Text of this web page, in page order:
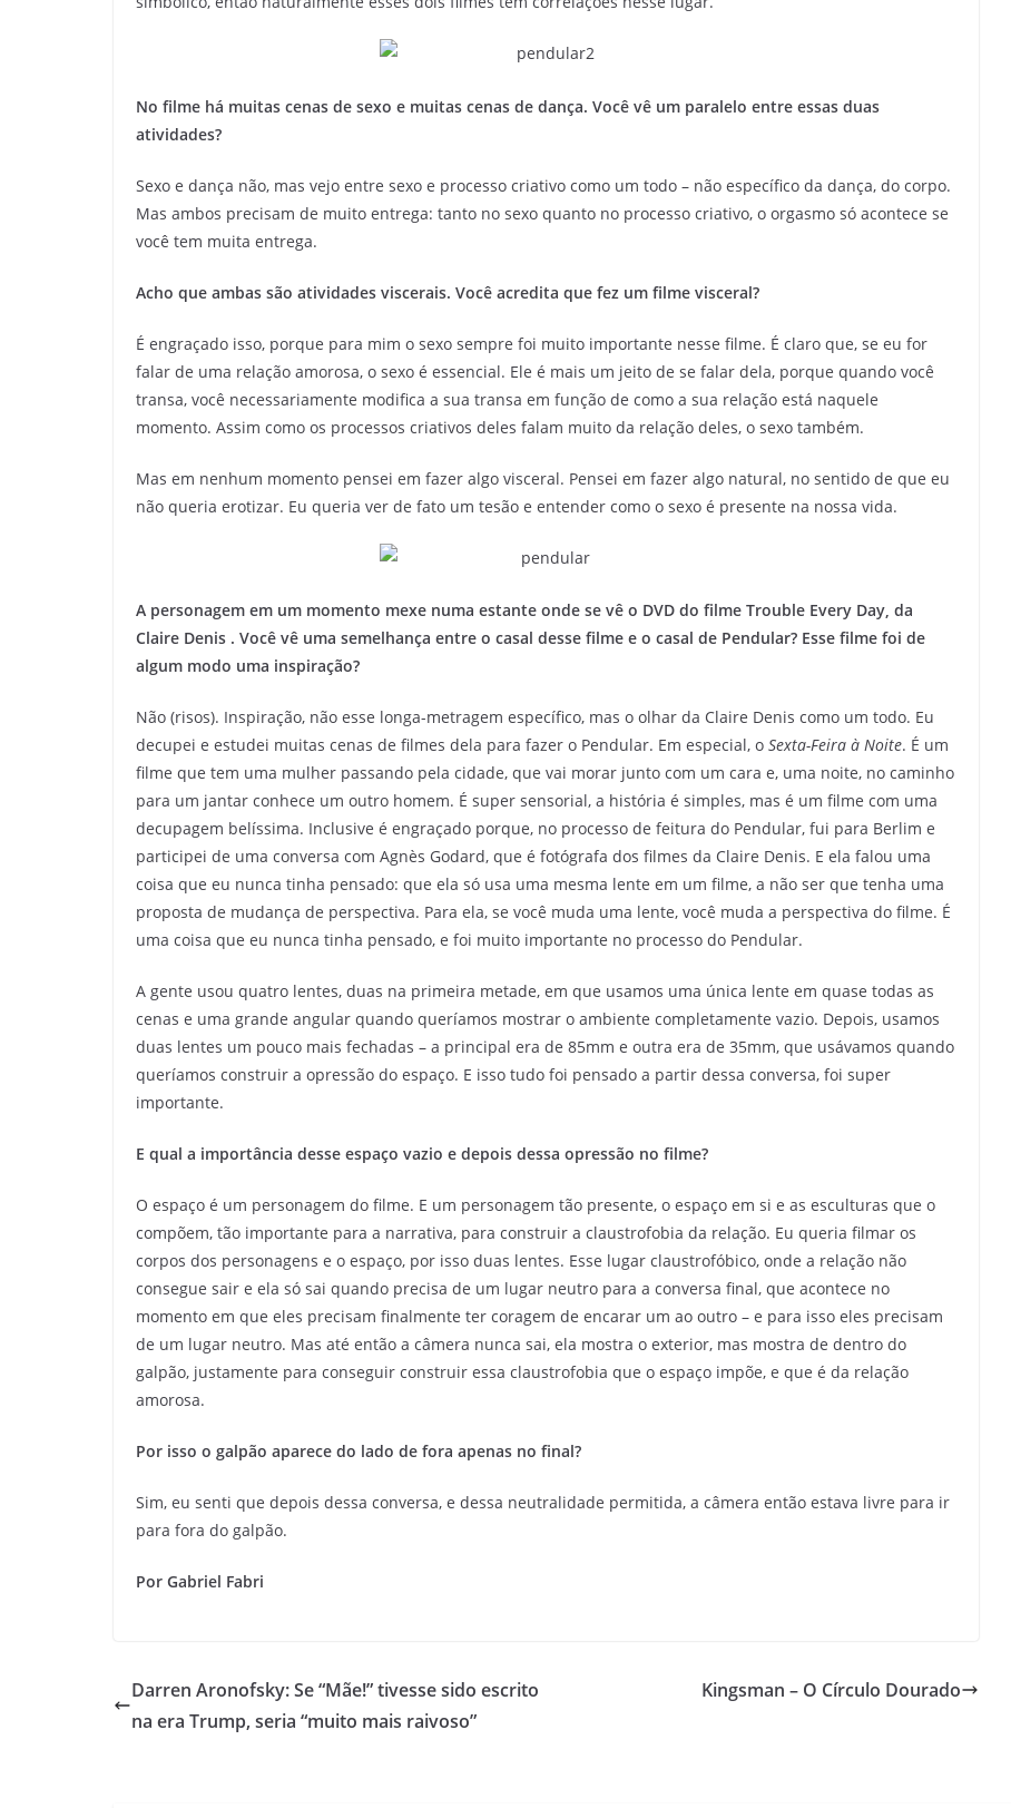
No filme há muitas cenas de sexo e muitas cenas de dança. Você vê um paralelo entre essas duas
atividades?
Sexo e dança não, mas vejo entre sexo e processo criativo como um todo – não específico da dança, do corpo.
Mas ambos precisam de muito entrega: tanto no sexo quanto no processo criativo, o orgasmo só acontece se
você tem muita entrega.
Acho que ambas são atividades viscerais. Você acredita que fez um filme visceral?
É engraçado isso, porque para mim o sexo sempre foi muito importante nesse filme. É claro que, se eu for
falar de uma relação amorosa, o sexo é essencial. Ele é mais um jeito de se falar dela, porque quando você
transa, você necessariamente modifica a sua transa em função de como a sua relação está naquele
momento. Assim como os processos criativos deles falam muito da relação deles, o sexo também.
Mas em nenhum momento pensei em fazer algo visceral. Pensei em fazer algo natural, no sentido de que eu
não queria erotizar. Eu queria ver de fato um tesão e entender como o sexo é presente na nossa vida.
A personagem em um momento mexe numa estante onde se vê o DVD do filme Trouble Every Day, da
Claire Denis . Você vê uma semelhança entre o casal desse filme e o casal de Pendular? Esse filme foi de
algum modo uma inspiração?
Não (risos). Inspiração, não esse longa-metragem específico, mas o olhar da Claire Denis como um todo. Eu
decupei e estudei muitas cenas de filmes dela para fazer o Pendular. Em especial, o Sexta-Feira à Noite. É um
filme que tem uma mulher passando pela cidade, que vai morar junto com um cara e, uma noite, no caminho
para um jantar conhece um outro homem. É super sensorial, a história é simples, mas é um filme com uma
decupagem belíssima. Inclusive é engraçado porque, no processo de feitura do Pendular, fui para Berlim e
participei de uma conversa com Agnès Godard, que é fotógrafa dos filmes da Claire Denis. E ela falou uma
coisa que eu nunca tinha pensado: que ela só usa uma mesma lente em um filme, a não ser que tenha uma
proposta de mudança de perspectiva. Para ela, se você muda uma lente, você muda a perspectiva do filme. É
uma coisa que eu nunca tinha pensado, e foi muito importante no processo do Pendular.
A gente usou quatro lentes, duas na primeira metade, em que usamos uma única lente em quase todas as
cenas e uma grande angular quando queríamos mostrar o ambiente completamente vazio. Depois, usamos
duas lentes um pouco mais fechadas – a principal era de 85mm e outra era de 35mm, que usávamos quando
queríamos construir a opressão do espaço. E isso tudo foi pensado a partir dessa conversa, foi super
importante.
E qual a importância desse espaço vazio e depois dessa opressão no filme?
O espaço é um personagem do filme. E um personagem tão presente, o espaço em si e as esculturas que o
compõem, tão importante para a narrativa, para construir a claustrofobia da relação. Eu queria filmar os
corpos dos personagens e o espaço, por isso duas lentes. Esse lugar claustrofóbico, onde a relação não
consegue sair e ela só sai quando precisa de um lugar neutro para a conversa final, que acontece no
momento em que eles precisam finalmente ter coragem de encarar um ao outro – e para isso eles precisam
de um lugar neutro. Mas até então a câmera nunca sai, ela mostra o exterior, mas mostra de dentro do
galpão, justamente para conseguir construir essa claustrofobia que o espaço impõe, e que é da relação
amorosa.
Por isso o galpão aparece do lado de fora apenas no final?
Sim, eu senti que depois dessa conversa, e dessa neutralidade permitida, a câmera então estava livre para ir
para fora do galpão.
Por Gabriel Fabri
Darren Aronofsky: Se “Mãe!” tivesse sido escrito
na era Trump, seria “muito mais raivoso”
Kingsman – O Círculo Dourado